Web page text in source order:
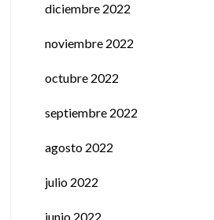
diciembre 2022
noviembre 2022
octubre 2022
septiembre 2022
agosto 2022
julio 2022
junio 2022